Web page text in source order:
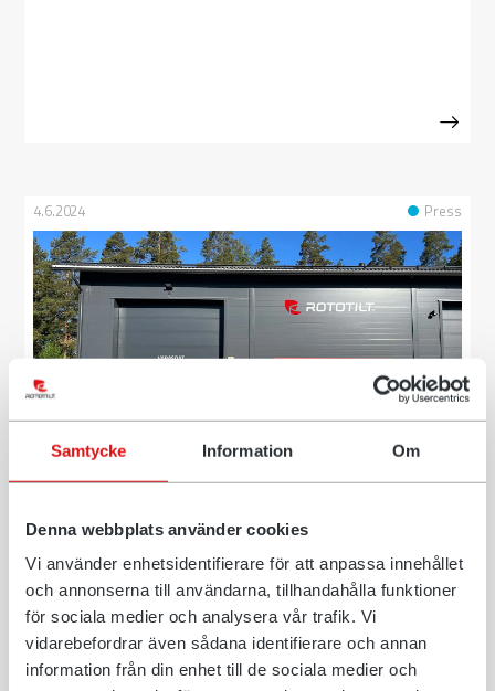
Samtycke Information Om
Denna webbplats använder cookies
Vi använder enhetsidentifierare för att anpassa innehållet
och annonserna till användarna, tillhandahålla funktioner
för sociala medier och analysera vår trafik. Vi
vidarebefordrar även sådana identifierare och annan
information från din enhet till de sociala medier och
Press
4.6.2024
Rototiltille uusi strateginen sijainti
Rototiltin Suomen tytäryhtiö Rototilt Oy siirtää
toimintonsa Aurasta Avantin teollisuusalueelle Lietoon
lähelle Turkua. Muutto tuo yhtiön lähemmäksi
asiakkaitaan ja parantaa yhteyk...